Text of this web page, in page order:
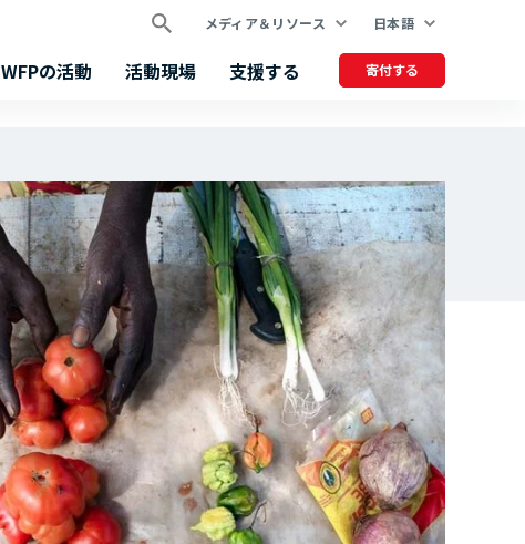
メディア＆リソース 日本語
WFPの活動 活動現場 支援する 寄付する